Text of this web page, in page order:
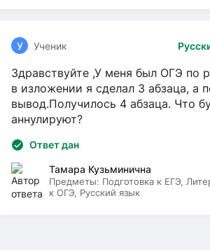
У Ученик
Здравствуйте ,У меня был ОГЭ по
в изложении я сделал 3 абзаца, а
вывод.Получилось 4 абзаца. Что
аннулируют?
Ответ дан
Тамара Кузьминична
Предметы: Подготовка к ЕГЭ,
к ОГЭ, Русский язык